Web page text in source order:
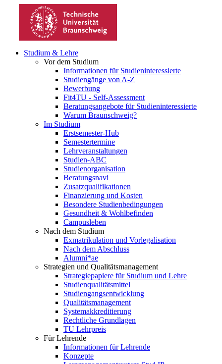
Studium & Lehre
Vor dem Studium
Informationen für Studieninteressierte
Studiengänge von A-Z
Bewerbung
Fit4TU - Self-Assessment
Beratungsangebote für Studieninteressierte
Warum Braunschweig?
Im Studium
Erstsemester-Hub
Semestertermine
Lehrveranstaltungen
Studien-ABC
Studienorganisation
Beratungsnavi
Zusatzqualifikationen
Finanzierung und Kosten
Besondere Studienbedingungen
Gesundheit & Wohlbefinden
Campusleben
Nach dem Studium
Exmatrikulation und Vorlegalisation
Nach dem Abschluss
Alumni*ae
Strategien und Qualitätsmanagement
Strategiepapiere für Studium und Lehre
Studienqualitätsmittel
Studiengangsentwicklung
Qualitätsmanagement
Systemakkreditierung
Rechtliche Grundlagen
TU Lehrpreis
Für Lehrende
Informationen für Lehrende
Konzepte